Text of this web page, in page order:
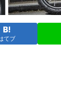
てブ